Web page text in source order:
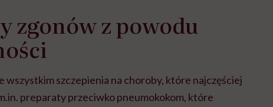
zgonów z powodu
szczepienia na choroby, które najczęściej
preparaty przeciwko pneumokokom, które